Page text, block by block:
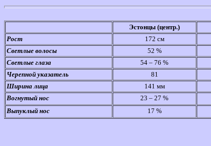
Эстонцы (центр.)
Рост
172 см
Светлые волосы
52 %
Светлые глаза
54 – 76 %
Черепной указатель
81
Ширина лица
141 мм
Вогнутый нос
23 – 27 %
Выпуклый нос
17 %